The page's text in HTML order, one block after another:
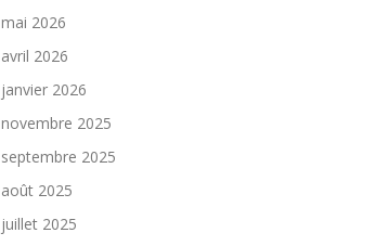
mai 2026
avril 2026
janvier 2026
novembre 2025
septembre 2025
août 2025
juillet 2025